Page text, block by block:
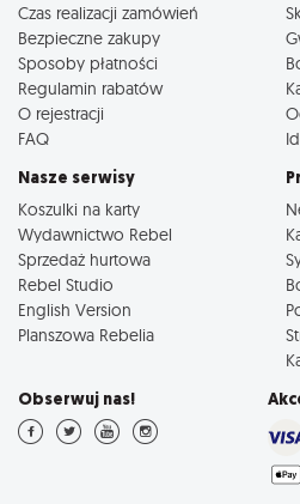
Czas realizacji zamówień
Bezpieczne zakupy
Sposoby płatności
Regulamin rabatów
O rejestracji
FAQ
Nasze serwisy
Koszulki na karty
Wydawnictwo Rebel
Sprzedaż hurtowa
Rebel Studio
English Version
Planszowa Rebelia
Obserwuj nas!